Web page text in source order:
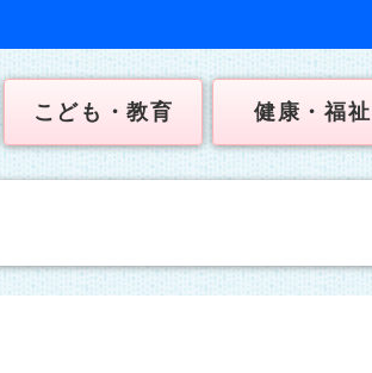
こども・教育 健康・福祉